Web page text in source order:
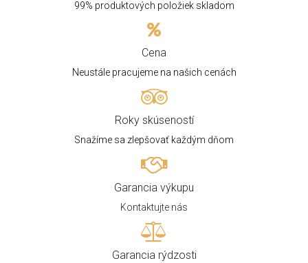
99% produktových položiek skladom
Cena
Neustále pracujeme na našich cenách
Roky skúseností
Snažíme sa zlepšovať každým dňom
Garancia výkupu
Kontaktujte nás
Garancia rýdzosti